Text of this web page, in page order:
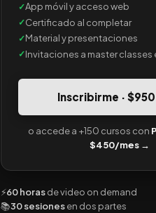
App móvil y acceso web
Certificado al completar
Material y presentaciones
Invitaciones a master classes
Inscribirme · $950
o accede a +150 cursos con
$450/mes →
⚡60 horasde video on demand
📚30 sesionesen dos partes